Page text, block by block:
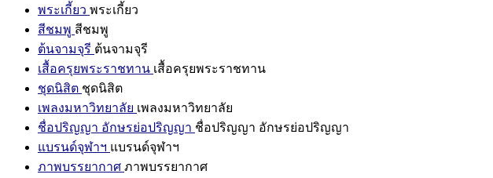
พระเกี้ยว พระเกี้ยว
สีชมพู สีชมพู
ต้นจามจุรี ต้นจามจุรี
เสื้อครุยพระราชทาน เสื้อครุยพระราชทาน
ชุดนิสิต ชุดนิสิต
เพลงมหาวิทยาลัย เพลงมหาวิทยาลัย
ชื่อปริญญา อักษรย่อปริญญา ชื่อปริญญา อักษรย่อปริญญา
แบรนด์จุฬาฯ แบรนด์จุฬาฯ
ภาพบรรยากาศ ภาพบรรยากาศ